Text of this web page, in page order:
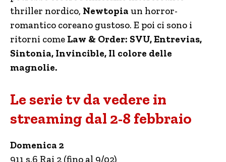
thriller nordico, Newtopia un horror-
romantico coreano gustoso. E poi ci sono i
ritorni come Law & Order: SVU, Entrevias,
Sintonia, Invincible, Il colore delle
magnolie.
Le serie tv da vedere in
streaming dal 2-8 febbraio
Domenica 2
911 s.6 Rai 2 (fino al 9/02)